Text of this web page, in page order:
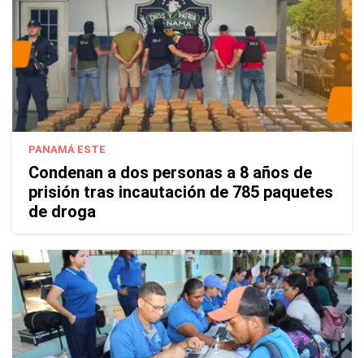
PANAMÁ ESTE
Condenan a dos personas a 8 años de
prisión tras incautación de 785 paquetes
de droga